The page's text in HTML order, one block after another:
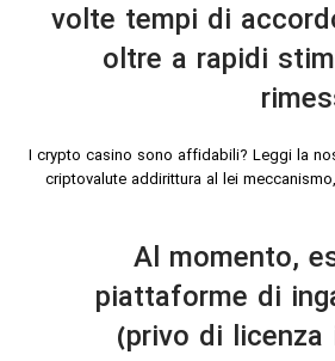
volte tempi di
oltre a rapidi
I crypto casino sono affidabili? Leggi la
criptovalute addirittura al lei
Al momento,
piattaforme di
(privo di licenza